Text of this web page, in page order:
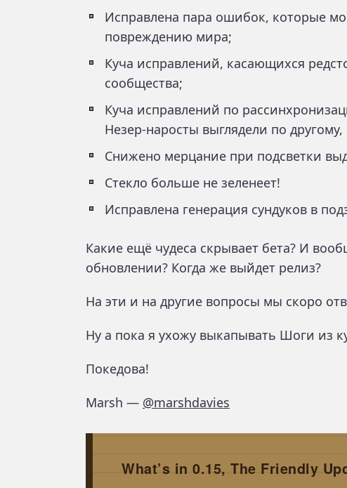
Исправлена пара ошибок, которые
повреждению мира;
Куча исправлений, касающихся
сообщества;
Куча исправлений по
Незер-наросты выглядели по другому,
Снижено мерцание при подсветки
Стекло больше не зеленеет!
Исправлена генерация сундуков в
Какие ещё чудеса скрывает бета? И
обновлении? Когда же выйдет релиз?
На эти и на другие вопросы мы скоро
Ну а пока я ухожу выкапывать Шоги из
Покедова!
Marsh — @marshdavies
What’s in 0.15, The Friendly